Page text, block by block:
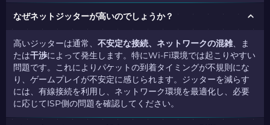
なぜネットジッターが高いのでしょうか？
高いジッターは通常、不安定な接続、ネットワークの混雑、ま
たは干渉によって発生します。特にWi-Fi環境では起こりやすい
問題です。これによりパケットの到着タイミングが不規則にな
り、ゲームプレイが不安定に感じられます。ジッターを減らす
には、有線接続を利用し、ネットワーク環境を最適化し、必要
に応じてISP側の問題を確認してください。